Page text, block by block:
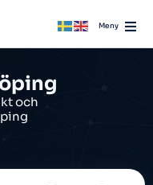
och